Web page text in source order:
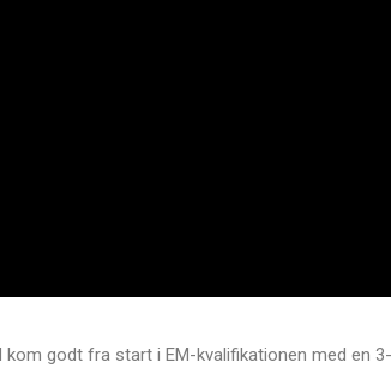
kom godt fra start i EM-kvalifikationen med en